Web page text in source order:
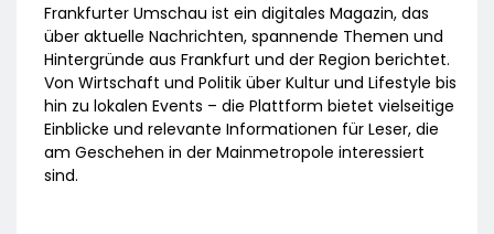
Frankfurter Umschau ist ein digitales Magazin, das
über aktuelle Nachrichten, spannende Themen und
Hintergründe aus Frankfurt und der Region berichtet.
Von Wirtschaft und Politik über Kultur und Lifestyle bis
hin zu lokalen Events – die Plattform bietet vielseitige
Einblicke und relevante Informationen für Leser, die
am Geschehen in der Mainmetropole interessiert
sind.